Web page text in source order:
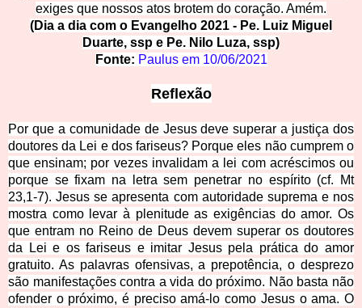
exiges que nossos atos brotem do coração. Amém.
(Dia a dia com o Evangelho 2021 - Pe. Luiz Miguel
Duarte, ssp e Pe. Nilo Luza, ssp)
Fonte: Paulus em 10/06/2021
Reflexão
Por que a comunidade de Jesus deve superar a justiça dos
doutores da Lei e dos fariseus? Porque eles não cumprem o
que ensinam; por vezes invalidam a lei com acréscimos ou
porque se fixam na letra sem penetrar no espírito (cf. Mt
23,1-7). Jesus se apresenta com autoridade suprema e nos
mostra como levar à plenitude as exigências do amor. Os
que entram no Reino de Deus devem superar os doutores
da Lei e os fariseus e imitar Jesus pela prática do amor
gratuito. As palavras ofensivas, a prepotência, o desprezo
são manifestações contra a vida do próximo. Não basta não
ofender o próximo, é preciso amá-lo como Jesus o ama. O